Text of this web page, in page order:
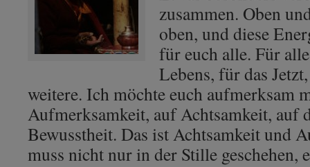
Liebe,
Licht“
zusammen. Oben
oben, und diese
für euch alle. Für
Lebens, für das
weitere. Ich möchte euch aufmerksam
Aufmerksamkeit, auf Achtsamkeit, auf
Bewusstheit. Das ist Achtsamkeit und
muss nicht nur in der Stille geschehen,